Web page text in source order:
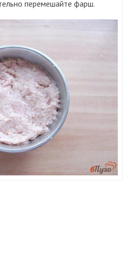
перемешайте фарш.